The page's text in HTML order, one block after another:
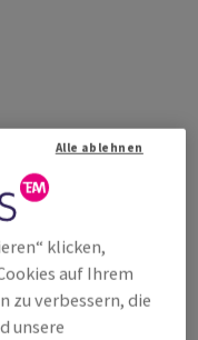
gestrichen, weiss,
BB, Paket zu 500
Produkt weiterempfehlen
klicken,
auf Ihrem
zu verbessern, die
unsere
Alle ablehnen